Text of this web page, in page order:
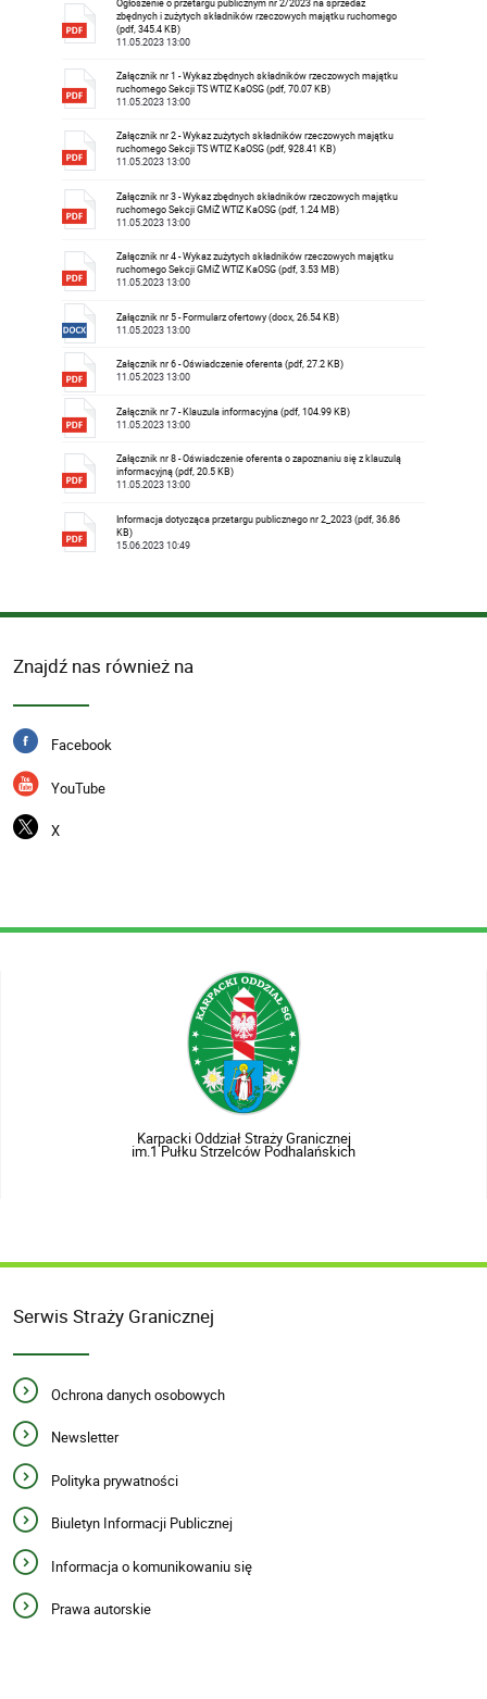
zbędnych i zużytych składników rzeczowych majątku ruchomego
(pdf, 345.4 KB)
11.05.2023 13:00
Załącznik nr 1 - Wykaz zbędnych składników rzeczowych majątku
ruchomego Sekcji TS WTIZ KaOSG (pdf, 70.07 KB)
11.05.2023 13:00
Załącznik nr 2 - Wykaz zużytych składników rzeczowych majątku
ruchomego Sekcji TS WTIZ KaOSG (pdf, 928.41 KB)
11.05.2023 13:00
Załącznik nr 3 - Wykaz zbędnych składników rzeczowych majątku
ruchomego Sekcji GMiŻ WTIZ KaOSG (pdf, 1.24 MB)
11.05.2023 13:00
Załącznik nr 4 - Wykaz zużytych składników rzeczowych majątku
ruchomego Sekcji GMiŻ WTIZ KaOSG (pdf, 3.53 MB)
11.05.2023 13:00
Załącznik nr 5 - Formularz ofertowy (docx, 26.54 KB)
11.05.2023 13:00
Załącznik nr 6 - Oświadczenie oferenta (pdf, 27.2 KB)
11.05.2023 13:00
Załącznik nr 7 - Klauzula informacyjna (pdf, 104.99 KB)
11.05.2023 13:00
Załącznik nr 8 - Oświadczenie oferenta o zapoznaniu się z klauzulą
informacyjną (pdf, 20.5 KB)
11.05.2023 13:00
Informacja dotycząca przetargu publicznego nr 2_2023 (pdf, 36.86
KB)
15.06.2023 10:49
Znajdź nas również na
Facebook
YouTube
X
Karpacki Oddział Straży Granicznej
im.1 Pułku Strzelców Podhalańskich
Serwis Straży Granicznej
Ochrona danych osobowych
Newsletter
Polityka prywatności
Biuletyn Informacji Publicznej
Informacja o komunikowaniu się
Prawa autorskie